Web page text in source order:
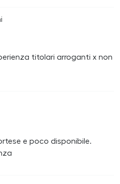
titolari arroganti x non
e poco disponibile.